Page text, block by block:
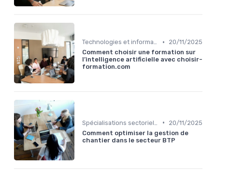
Technologies et informatique •
20/11/2025
Comment choisir une formation sur
l’intelligence artificielle avec choisir-
formation.com
•
20/11/2025
Comment optimiser la gestion de
chantier dans le secteur BTP